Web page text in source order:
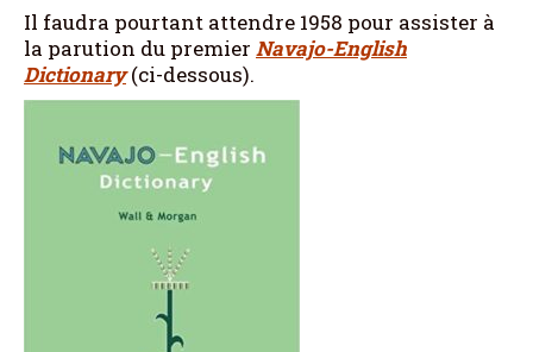
Il faudra pourtant attendre 1958 pour assister à
la parution du premier Navajo-English
Dictionary(ci-dessous).